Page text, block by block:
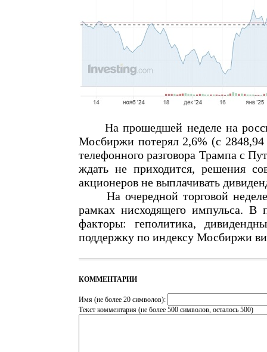
На прошедшей неделе на
Мосбиржи потерял 2,6% (с
телефонного разговора Трампа с
ждать не приходится, решения
акционеров не выплачивать
На очередной торговой неделе
рамках нисходящего импульса. В
факторы: геполитика,
поддержку по индексу Мосбиржи
КОММЕНТАРИИ
Имя (не более 20 символов):
Текст комментария (не более 500 символов, осталось 500)